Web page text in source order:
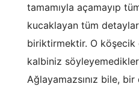
tamamıyla açamayıp
kucaklayan tüm
biriktirmektir. O
kalbiniz
Ağlayamazsınız bile,